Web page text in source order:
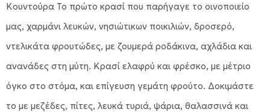
Κουντούρα Το πρώτο κρασί που παρήγαγε το οινοποιείο
μας, χαρμάνι λευκών, νησιώτικων ποικιλιών, δροσερό,
ντελικάτα φρουτώδες, με ζουμερά ροδάκινα, αχλάδια και
ανανάδες στη μύτη. Κρασί ελαφρύ και φρέσκο, με μέτριο
όγκο στο στόμα, και επίγευση γεμάτη φρούτο. Δοκιμάστε
το με μεζέδες, πίτες, λευκά τυριά, ψάρια, θαλασσινά και